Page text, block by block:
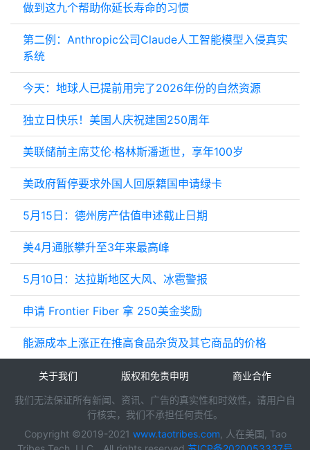
做到这九个帮助你延长寿命的习惯
第二例：Anthropic公司Claude人工智能模型入侵真实
系统
今天：地球人已提前用完了2026年份的自然资源
独立日快乐！美国人庆祝建国250周年
美联储前主席艾伦·格林斯潘逝世，享年100岁
美政府暂停要求外国人回原籍国申请绿卡
5月15日：德州房产估值申述截止日期
美4月通胀攀升至3年来最高峰
5月10日：达拉斯地区大风、冰雹警报
申请 Frontier Fiber 拿 250美金奖励
能源成本上涨正在推高食品杂货及其它商品的价格
关于我们 版权和免责申明 商业合作
我们无法保证所有新闻、资讯、广告的真实性和时效性，请用户自
行核实，我们不承担任何责任。
Copyright ©2019-2021 www.taotribes.com , 人在美国, Tao